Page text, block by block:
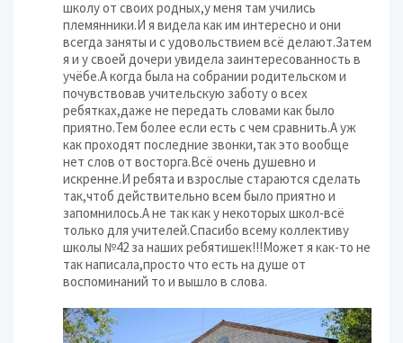
школу от своих родных,у меня там учились
племянники.И я видела как им интересно и они
всегда заняты и с удовольствием всё делают.Затем
я и у своей дочери увидела заинтересованность в
учёбе.А когда была на собрании родительском и
почувствовав учительскую заботу о всех
ребятках,даже не передать словами как было
приятно.Тем более если есть с чем сравнить.А уж
как проходят последние звонки,так это вообще
нет слов от восторга.Всё очень душевно и
искренне.И ребята и взрослые стараются сделать
так,чтоб действительно всем было приятно и
запомнилось.А не так как у некоторых школ-всё
только для учителей.Спасибо всему коллективу
школы №42 за наших ребятишек!!!Может я как-то не
так написала,просто что есть на душе от
воспоминаний то и вышло в слова.